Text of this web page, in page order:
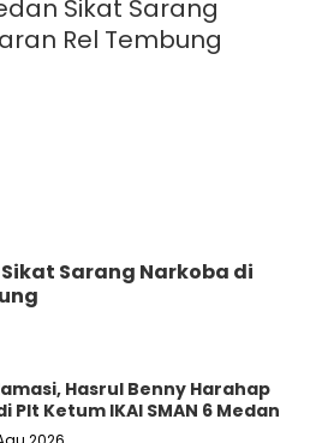
Sarang Narkoba di
Hasrul Benny Harahap
Plt Ketum IKAl SMAN 6 Medan